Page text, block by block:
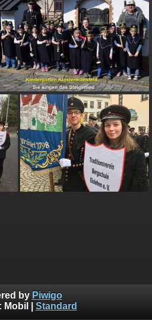
by Piwigo
Mobil Standard